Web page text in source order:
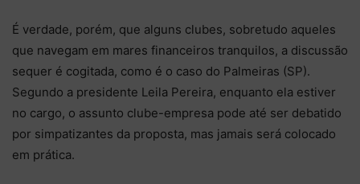
É verdade, porém, que alguns clubes, sobretudo aqueles
que navegam em mares financeiros tranquilos, a discussão
sequer é cogitada, como é o caso do Palmeiras (SP).
Segundo a presidente Leila Pereira, enquanto ela estiver
no cargo, o assunto clube-empresa pode até ser debatido
por simpatizantes da proposta, mas jamais será colocado
em prática.